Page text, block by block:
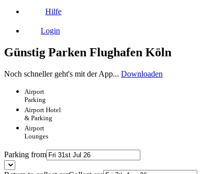
Hilfe
Login
Günstig Parken Flughafen Köln
Noch schneller geht's mit der App... Downloaden
Airport
Parking
Airport Hotel
& Parking
Airport
Lounges
Parking from